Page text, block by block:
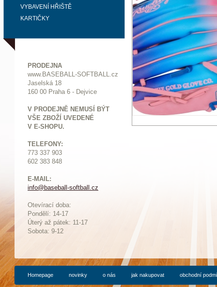
VYBAVENÍ HŘIŠTĚ
KARTIČKY
PRODEJNA
www.BASEBALL-SOFTBALL.cz
Jaselská 18
160 00 Praha 6 - Dejvice
V PRODEJNĚ NEMUSÍ BÝT
VŠE ZBOŽÍ UVEDENÉ
V E-SHOPU.
TELEFONY:
773 337 903
602 383 848
E-MAIL:
info@baseball-softball.cz
Otevírací doba:
Pondělí: 14-17
Úterý až pátek: 11-17
Sobota: 9-12
Homepage novinky o nás jak nakupovat obchodní